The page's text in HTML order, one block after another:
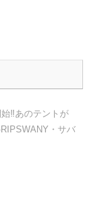
‼︎あのテントが
・サバ